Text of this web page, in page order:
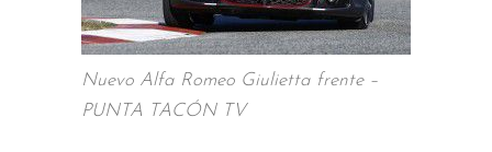
Nuevo Alfa Romeo Giulietta frente –
PUNTA TACÓN TV